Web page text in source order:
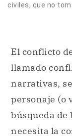
civiles, que no
El conflicto
llamado
narrativas,
personaje (o
búsqueda de
necesita la